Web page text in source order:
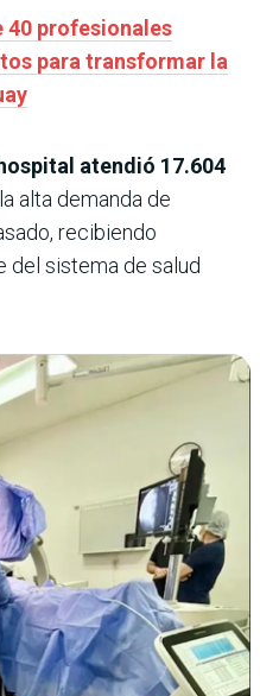
40 profesionales
para transformar la
atendió 17.604
alta demanda de
recibiendo
del sistema de salud